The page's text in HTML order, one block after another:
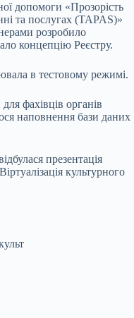
допомоги «Прозорість
та послугах (TAPAS)»
розробило
концепцію Реєстру.
в тестовому режимі.
фахівців органів
наповнення бази даних
презентація
культурного